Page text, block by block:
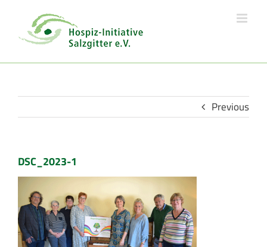
content
Previous
DSC_2023-1